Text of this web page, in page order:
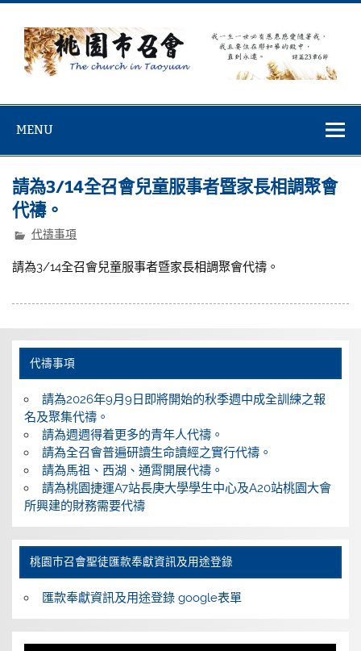
Skip
content
MENU
請為3/14全召會兒童服事者暨家長相調聚會
代禱。
代禱事項
請為3/14全召會兒童服事者暨家長相調聚會代禱。
代禱事項
請為2026年9月9日即將開始的秋季週中成全訓練之報
名及聚集代禱。
請為週週得着更多的青年人代禱。
請為全召會普遍研讀生命讀經之實行代禱。
請為馬祖、西湖、通霄開展代禱。
請為桃園捷運A7站長庚大學學生中心及A20站桃園大會
所興建的財務需要代禱
桃園巿召會聖徒匯款奉獻資訊及用途登錄
匯款奉獻資訊及用途登錄 google表單